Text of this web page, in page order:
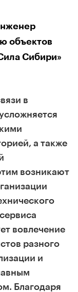
объектов
Сибири»
в
а также
возникают
вовлечение
разного
и
Благодаря